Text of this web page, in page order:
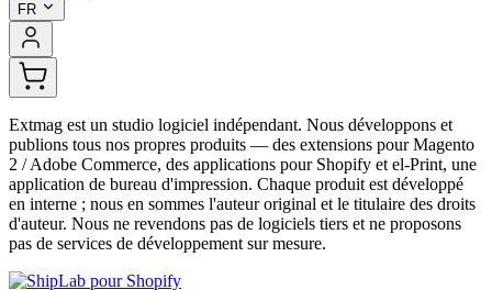
FR
Extmag est un studio logiciel indépendant. Nous développons et
publions tous nos propres produits — des extensions pour Magento
2 / Adobe Commerce, des applications pour Shopify et el-Print, une
application de bureau d'impression. Chaque produit est développé
en interne ; nous en sommes l'auteur original et le titulaire des droits
d'auteur. Nous ne revendons pas de logiciels tiers et ne proposons
pas de services de développement sur mesure.